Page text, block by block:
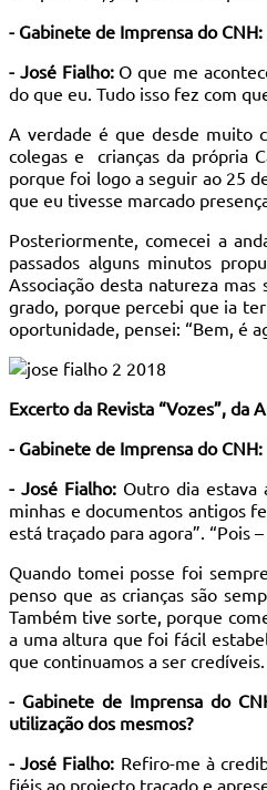
- Gabinete de Imprensa do
- José Fialho:O que me
do que eu. Tudo isso fez com
A verdade é que desde muito
colegas e crianças da própria
porque foi logo a seguir ao 25
que eu tivesse marcado
Posteriormente, comecei a
passados alguns minutos
Associação desta natureza
grado, porque percebi que ia
oportunidade, pensei: “Bem, é
Excerto da Revista “Vozes”, da
- Gabinete de Imprensa do
- José Fialho:Outro dia estava
minhas e documentos antigos
está traçado para agora”. “Pois
Quando tomei posse foi
penso que as crianças são
Também tive sorte, porque
a uma altura que foi fácil
que continuamos a ser
- Gabinete de Imprensa do
utilização dos mesmos?
- José Fialho: Refiro-me à
fiéis ao projecto traçado e